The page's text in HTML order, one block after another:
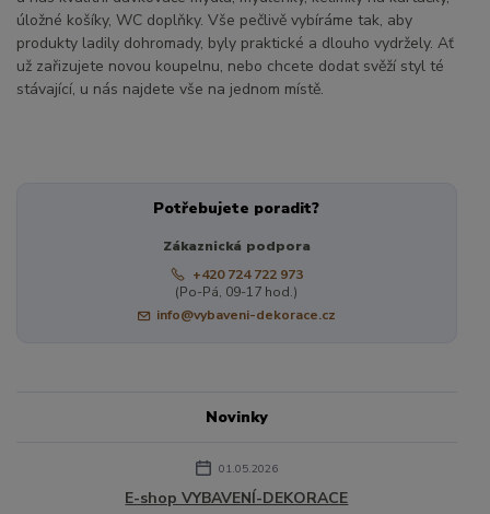
úložné košíky, WC doplňky. Vše pečlivě vybíráme tak, aby
produkty ladily dohromady, byly praktické a dlouho vydržely. Ať
už zařizujete novou koupelnu, nebo chcete dodat svěží styl té
stávající, u nás najdete vše na jednom místě.
Potřebujete poradit?
Zákaznická podpora
+420 724 722 973
(Po-Pá, 09-17 hod.)
info@vybaveni-dekorace.cz
Novinky
01.05.2026
E-shop VYBAVENÍ-DEKORACE